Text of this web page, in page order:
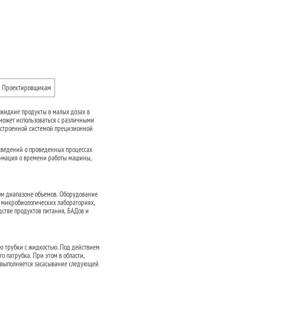
Проектировщикам
продукты в малых дозах в
использоваться с различными
системой прецизионной
о проведенных процессах
о времени работы машины,
диапазоне объемов. Оборудование
лабораториях,
продуктов питания, БАДов и
трубки с жидкостью. Под действием
патрубка. При этом в области,
засасывание следующей